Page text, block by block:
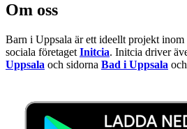
Om oss
Barn i Uppsala är ett ideellt projekt inom
sociala företaget Initcia. Initcia driver
Uppsala och sidorna Bad i Uppsala och